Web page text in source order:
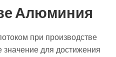
Алюминия
при производстве
для достижения